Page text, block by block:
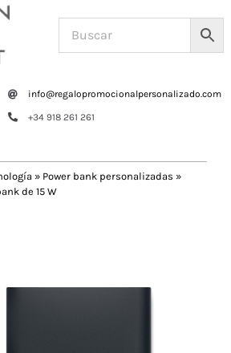
info@regalopromocionalpersonalizado.com
+34 918 261 261
» Power bank personalizadas »
de 15 W